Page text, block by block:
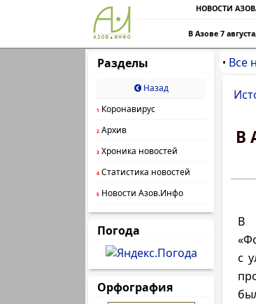
НОВОСТИ
В Азове 7
Разделы
Назад
1 Коронавирус
2 Архив
3 Хроника новостей
4 Статистика новостей
5 Новости Азов.Инфо
Погода
Орфография
• Все
В
В
с